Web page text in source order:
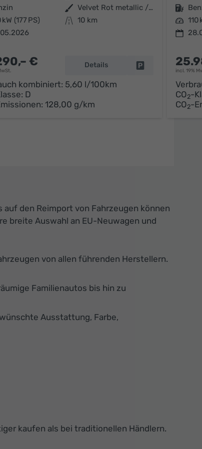
Außenfarbe
Velvet Rot metallic / schwarzes Dach
kW (177 PS) Kilometerstand 10 km
€ Details Fahrzeug parken
kombiniert: 5,60 l/100km
D
128,00 g/km
Kraftstoff
Leistung 110
incl. 19%
CO2-
CO2-
auf den Reimport von Fahrzeugen können
breite Auswahl an EU-Neuwagen und
von allen führenden Herstellern.
Familienautos bis hin zu
Ausstattung, Farbe,
kaufen als bei traditionellen Händlern.